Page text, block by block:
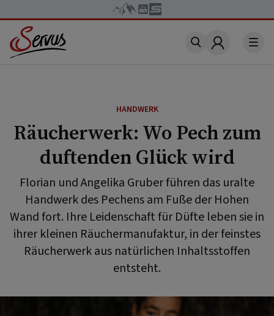
Account
HANDWERK
Räucherwerk: Wo Pech zum
duftenden Glück wird
Florian und Angelika Gruber führen das uralte
Handwerk des Pechens am Fuße der Hohen
Wand fort. Ihre Leidenschaft für Düfte leben sie in
ihrer kleinen Räuchermanufaktur, in der feinstes
Räucherwerk aus natürlichen Inhaltsstoffen
entsteht.